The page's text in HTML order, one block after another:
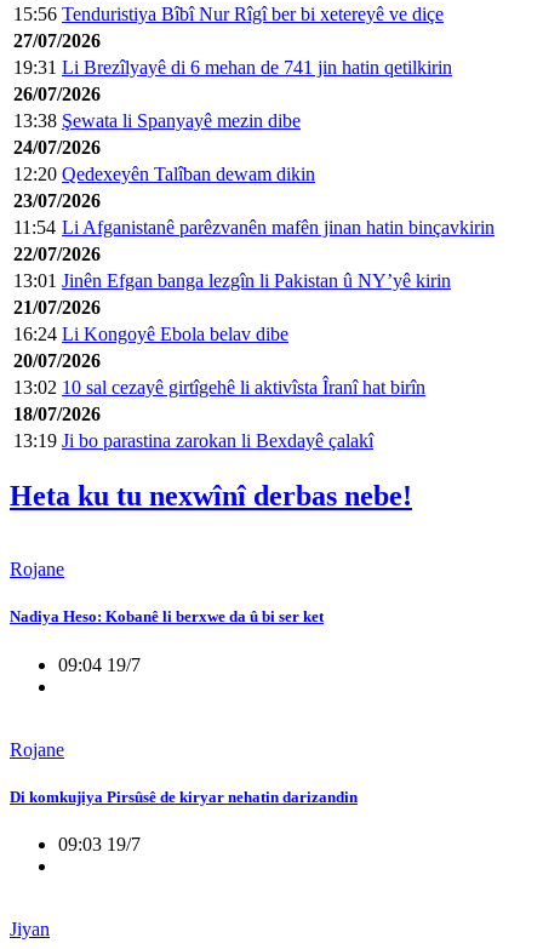
15:56 Tenduristiya Bîbî Nur Rîgî ber bi xetereyê ve diçe
27/07/2026
19:31 Li Brezîlyayê di 6 mehan de 741 jin hatin qetilkirin
26/07/2026
13:38 Şewata li Spanyayê mezin dibe
24/07/2026
12:20 Qedexeyên Talîban dewam dikin
23/07/2026
11:54 Li Afganistanê parêzvanên mafên jinan hatin binçavkirin
22/07/2026
13:01 Jinên Efgan banga lezgîn li Pakistan û NY’yê kirin
21/07/2026
16:24 Li Kongoyê Ebola belav dibe
20/07/2026
13:02 10 sal cezayê girtîgehê li aktivîsta Îranî hat birîn
18/07/2026
13:19 Ji bo parastina zarokan li Bexdayê çalakî
Heta ku tu nexwînî derbas nebe!
Rojane
Nadiya Heso: Kobanê li berxwe da û bi ser ket
09:04 19/7
Rojane
Di komkujiya Pirsûsê de kiryar nehatin darizandin
09:03 19/7
Jiyan